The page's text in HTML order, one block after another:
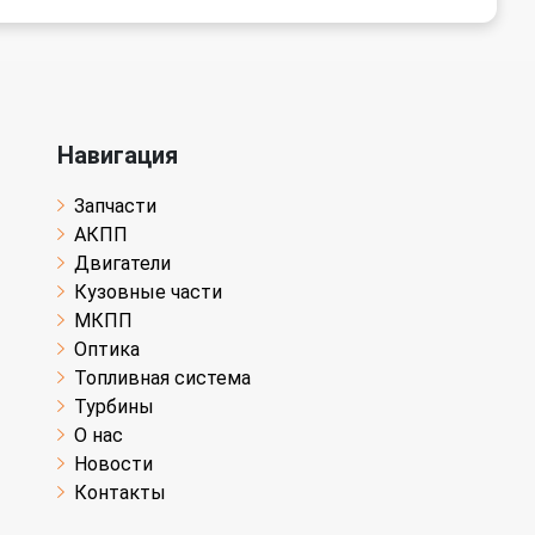
Навигация
Запчасти
АКПП
Двигатели
Кузовные части
МКПП
Оптика
Топливная система
Турбины
О нас
Новости
Контакты